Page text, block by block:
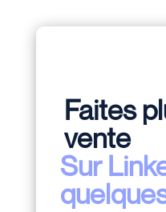
Faites
vente
Sur